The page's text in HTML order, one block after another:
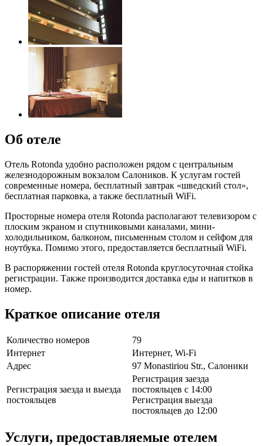
Об отеле
Отель Rotonda удобно расположен рядом с центральным
железнодорожным вокзалом Салоников. К услугам гостей
современные номера, бесплатный завтрак «шведский стол»,
бесплатная парковка, а также бесплатный WiFi.
Просторные номера отеля Rotonda располагают телевизором с
плоским экраном и спутниковыми каналами, мини-
холодильником, балконом, письменным столом и сейфом для
ноутбука. Помимо этого, предоставляется бесплатный WiFi.
В распоряжении гостей отеля Rotonda круглосуточная стойка
регистрации. Также производится доставка еды и напитков в
номер.
Краткое описание отеля
Количество номеров
79
Интернет
Интернет, Wi-Fi
Адрес
97 Monastiriou Str., Салоники
Регистрация заезда и выезда
постояльцев
Регистрация заезда
постояльцев с 14:00
Регистрация выезда
постояльцев до 12:00
Услуги, предоставляемые отелем